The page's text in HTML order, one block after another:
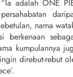
adalah ONE
nama
berkenaan
kumpulannya
direbut-rebut